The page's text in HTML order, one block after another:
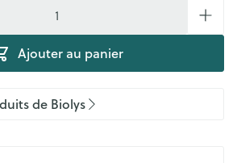
Ajouter au panier
de Biolys